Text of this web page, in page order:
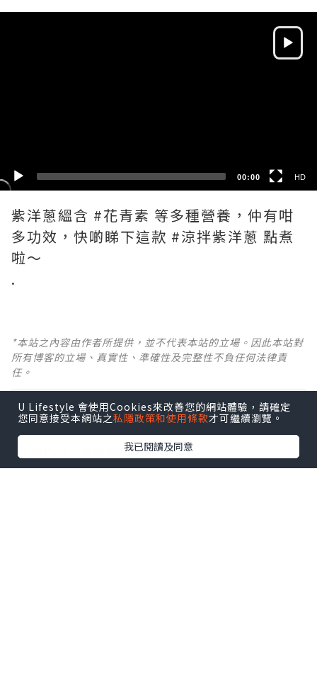
00:00 HD
紫洋蔥縕含 #花青素 等多種營養，仲有咁
多功效，快啲睇下這款 #涼拌紫洋蔥 點煮
啦～
*本站之內容由作者所提供，並不代表本站的立場。因此本站對
所有博客的立場、真實性、準確性及完整性不負任何法律責
任。
【 U Creator 招募 】
出Post賺現金獎賞 l登記《社群創作有價企劃》
【 睇Post + 參加品牌活動 】
瀏覽更多社群打卡丶旅遊丶美食丶親子丶寵物丶扮靚
U Lifestyle 會使用Cookies來改善您的網站體驗，請確定
您同意接受本網站之私隱政策和使用條款才可繼續瀏覽。
我已閱讀及同意